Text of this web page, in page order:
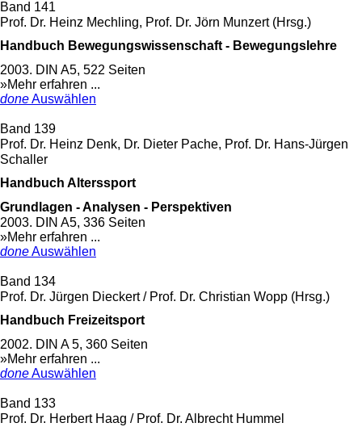
Band 141
Prof. Dr. Heinz Mechling, Prof. Dr. Jörn Munzert (Hrsg.)
Handbuch Bewegungswissenschaft - Bewegungslehre
2003. DIN A5, 522 Seiten
»Mehr erfahren ...
doneAuswählen
Band 139
Prof. Dr. Heinz Denk, Dr. Dieter Pache, Prof. Dr. Hans-Jürgen
Schaller
Handbuch Alterssport
Grundlagen - Analysen - Perspektiven
2003. DIN A5, 336 Seiten
»Mehr erfahren ...
doneAuswählen
Band 134
Prof. Dr. Jürgen Dieckert / Prof. Dr. Christian Wopp (Hrsg.)
Handbuch Freizeitsport
2002. DIN A 5, 360 Seiten
»Mehr erfahren ...
doneAuswählen
Band 133
Prof. Dr. Herbert Haag / Prof. Dr. Albrecht Hummel